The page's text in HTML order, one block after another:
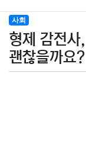
사회
형제 감전
괜찮을까요?